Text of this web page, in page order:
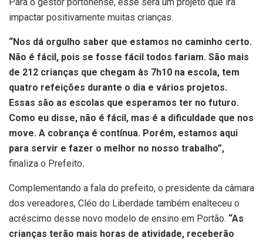
impactar positivamente muitas crianças.
“Nos dá orgulho saber que estamos no caminho certo.
Não é fácil, pois se fosse fácil todos fariam. São mais
de 212 crianças que chegam às 7h10 na escola, tem
quatro refeições durante o dia e vários projetos.
Essas são as escolas que esperamos ter no futuro.
Como eu disse, não é fácil, mas é a dificuldade que nos
move. A cobrança é contínua. Porém, estamos aqui
para servir e fazer o melhor no nosso trabalho”,
finaliza o Prefeito.
Complementando a fala do prefeito, o presidente da câmara
dos vereadores, Cléo do Liberdade também enalteceu o
acréscimo desse novo modelo de ensino em Portão. “As
crianças terão mais horas de atividade, receberão